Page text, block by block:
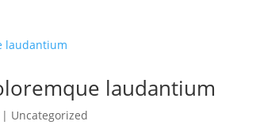
laudantium
| Uncategorized